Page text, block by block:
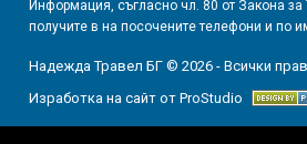
Информация, съгласно чл. 80 от Закона
получите в на посочените телефони и по
Надежда Травел БГ © 2026 - Всички
Изработка на сайт от ProStudio